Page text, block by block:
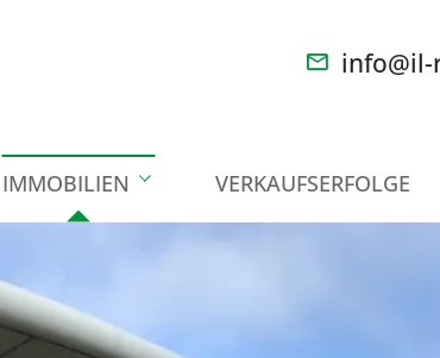
IMMOBILIEN
Immobiliensuche
Häuser
VERKAUFSERFOLGE